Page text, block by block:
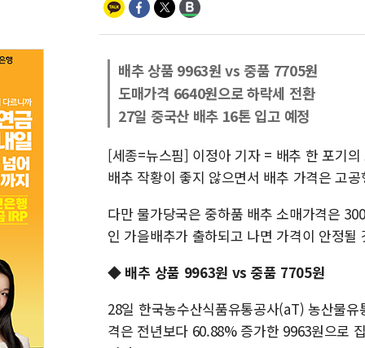
배추 상품 9963원 vs 중품 7705원
도매가격 6640원으로 하락세 전환
27일 중국산 배추 16톤 입고 예정
[세종=뉴스핌] 이정아 기자 = 배추 한 포기
배추 작황이 좋지 않으면서 배추 가격은 고
다만 물가당국은 중하품 배추 소매가격은
인 가을배추가 출하되고 나면 가격이 안정될
◆ 배추 상품 9963원 vs 중품 7705원
28일 한국농수산식품유통공사(aT) 농산물
격은 전년보다 60.88% 증가한 9963원으로